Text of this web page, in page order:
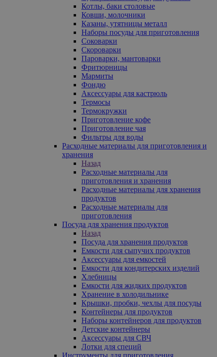
Котлы, баки столовые
Ковши, молочники
Казаны, утятницы металл
Наборы посуды для приготовления
Соковарки
Скороварки
Пароварки, мантоварки
Фритюрницы
Мармиты
Фондю
Аксессуары для кастрюль
Термосы
Термокружки
Приготовление кофе
Приготовление чая
Фильтры для воды
Расходные материалы для приготовления и
хранения
Назад
Расходные материалы для
приготовления и хранения
Расходные материалы для хранения
продуктов
Расходные материалы для
приготовления
Посуда для хранения продуктов
Назад
Посуда для хранения продуктов
Емкости для сыпучих продуктов
Аксессуары для емкостей
Емкости для кондитерских изделий
Хлебницы
Емкости для жидких продуктов
Хранение в холодильнике
Крышки, пробки, чехлы для посуды
Контейнеры для продуктов
Наборы контейнеров для продуктов
Детские контейнеры
Аксессуары для СВЧ
Лотки для специй
Инструменты для приготовления